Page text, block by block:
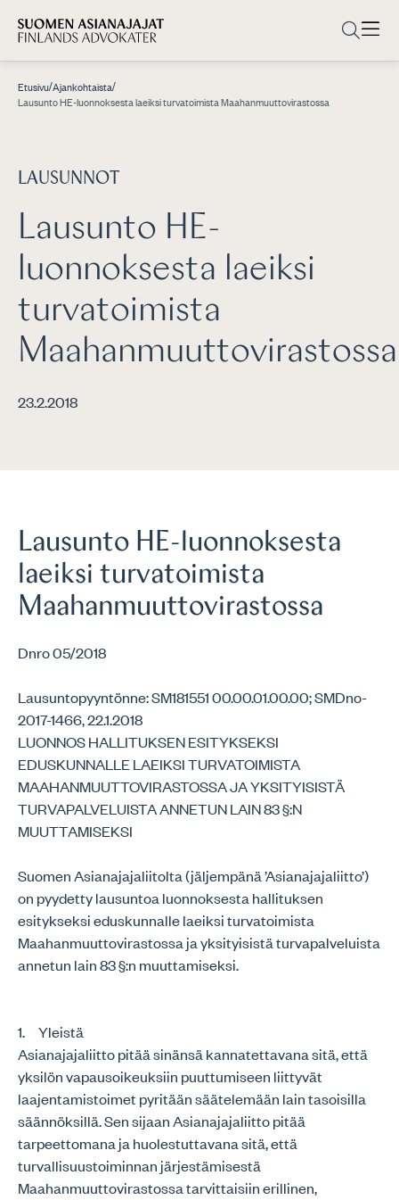
Etusivu/Ajankohtaista/
Lausunto HE-luonnoksesta laeiksi turvatoimista Maahanmuuttovirastossa
LAUSUNNOT
Lausunto HE-
luonnoksesta laeiksi
turvatoimista
Maahanmuuttovirastossa
23.2.2018
Lausunto HE-luonnoksesta
laeiksi turvatoimista
Maahanmuuttovirastossa
Dnro 05/2018
Lausuntopyyntönne: SM181551 00.00.01.00.00; SMDno-
2017-1466, 22.1.2018
LUONNOS HALLITUKSEN ESITYKSEKSI
EDUSKUNNALLE LAEIKSI TURVATOIMISTA
MAAHANMUUTTOVIRASTOSSA JA YKSITYISISTÄ
TURVAPALVELUISTA ANNETUN LAIN 83 §:N
MUUTTAMISEKSI
Suomen Asianajajaliitolta (jäljempänä ’Asianajajaliitto’)
on pyydetty lausuntoa luonnoksesta hallituksen
esitykseksi eduskunnalle laeiksi turvatoimista
Maahanmuuttovirastossa ja yksityisistä turvapalveluista
annetun lain 83 §:n muuttamiseksi.
1. Yleistä
Asianajajaliitto pitää sinänsä kannatettavana sitä, että
yksilön vapausoikeuksiin puuttumiseen liittyvät
laajentamistoimet pyritään säätelemään lain tasoisilla
säännöksillä. Sen sijaan Asianajajaliitto pitää
tarpeettomana ja huolestuttavana sitä, että
turvallisuustoiminnan järjestämisestä
Maahanmuuttovirastossa tarvittaisiin erillinen,